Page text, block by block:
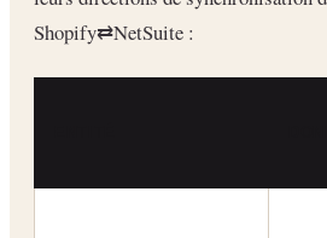
Shopify⇄NetSuite :